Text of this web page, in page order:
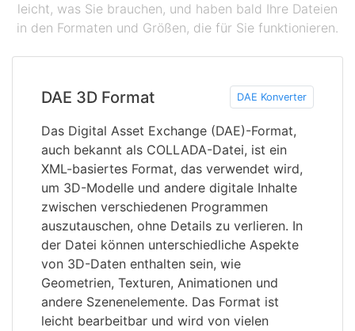
leicht, was Sie brauchen, und haben bald Ihre Dateien
in den Formaten und Größen, die für Sie funktionieren.
DAE 3D Format DAE Konverter
Das Digital Asset Exchange (DAE)-Format,
auch bekannt als COLLADA-Datei, ist ein
XML-basiertes Format, das verwendet wird,
um 3D-Modelle und andere digitale Inhalte
zwischen verschiedenen Programmen
auszutauschen, ohne Details zu verlieren. In
der Datei können unterschiedliche Aspekte
von 3D-Daten enthalten sein, wie
Geometrien, Texturen, Animationen und
andere Szenenelemente. Das Format ist
leicht bearbeitbar und wird von vielen